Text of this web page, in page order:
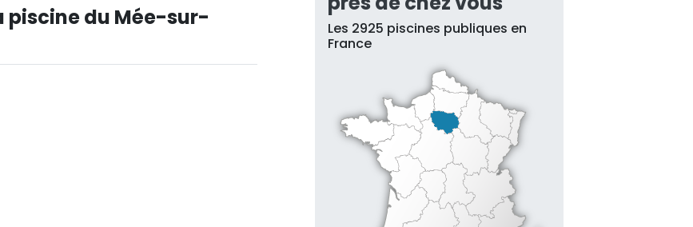
piscine du Mée-sur-
Les 2925 piscines publiques en
France